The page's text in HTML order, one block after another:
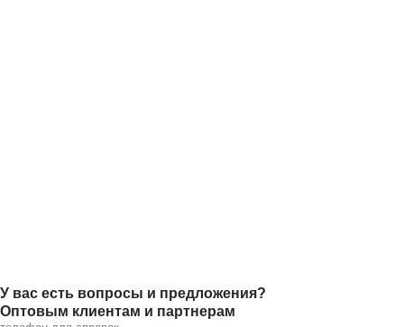
У вас есть вопросы и предложения?
Оптовым клиентам и партнерам